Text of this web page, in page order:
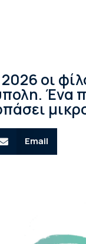
οι
Ένα
Email